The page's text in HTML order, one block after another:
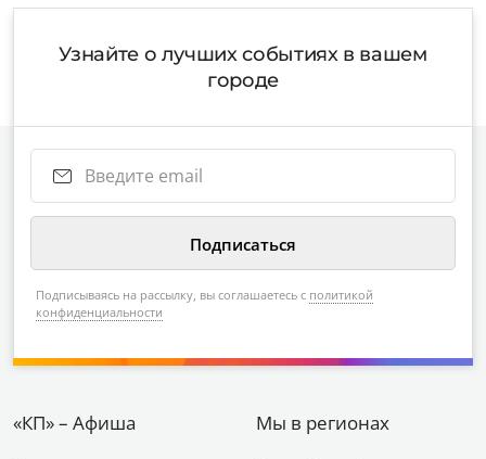
Узнайте о лучших событиях в вашем
городе
Подписываясь на рассылку, вы соглашаетесь с политикой
конфиденциальности
«КП» – Афиша Мы в регионах